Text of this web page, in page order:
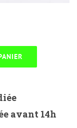
avant 14h